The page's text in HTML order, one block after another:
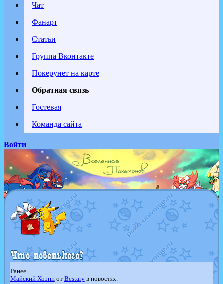
Чат
Фанарт
Статьи
Группа Вконтакте
Покерунет на карте
Обратная связь
Гостевая
Команда сайта
Войти
Ранее
Майский Хоэннот Bestaryв новостях.